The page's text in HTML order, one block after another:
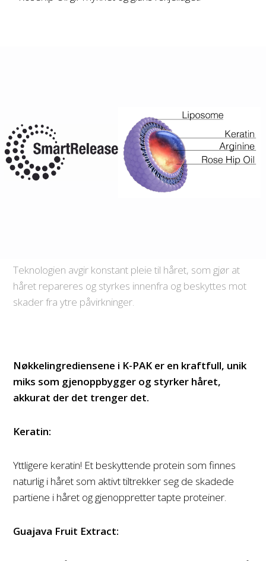
Teknologien avgir konstant pleie til håret, som gjør at
håret repareres og styrkes innenfra og beskyttes mot
skader fra ytre påvirkninger.
Nøkkelingrediensene i K-PAK er en kraftfull, unik
miks som gjenoppbygger og styrker håret,
akkurat der det trenger det.
Keratin:
Yttligere keratin! Et beskyttende protein som finnes
naturlig i håret som aktivt tiltrekker seg de skadede
partiene i håret og gjenoppretter tapte proteiner.
Guajava Fruit Extract: